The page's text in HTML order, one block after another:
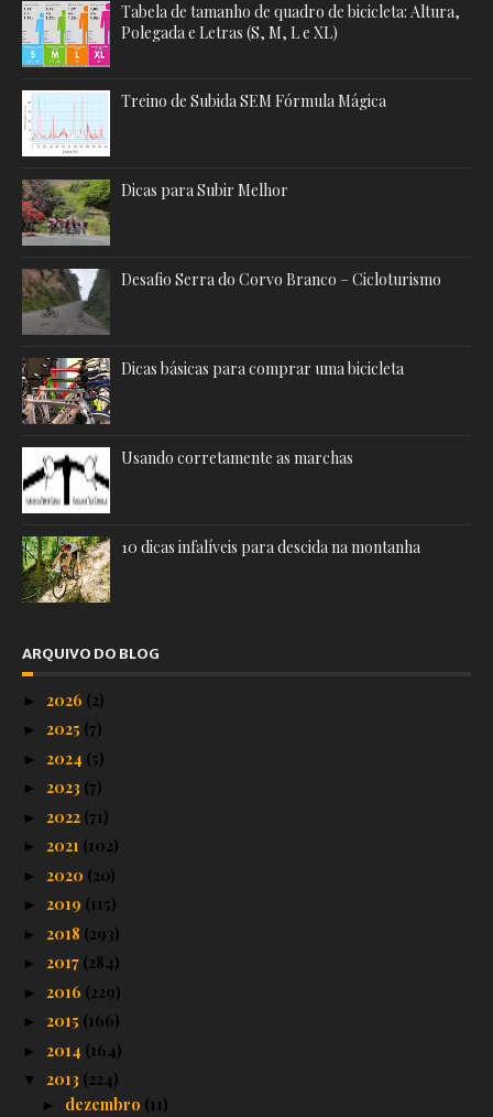
Tabela de tamanho de quadro de bicicleta: Altura,
Polegada e Letras (S, M, L e XL)
Treino de Subida SEM Fórmula Mágica
Dicas para Subir Melhor
Desafio Serra do Corvo Branco – Cicloturismo
Dicas básicas para comprar uma bicicleta
Usando corretamente as marchas
10 dicas infalíveis para descida na montanha
ARQUIVO DO BLOG
► 2026 (2)
► 2025 (7)
► 2024 (5)
► 2023 (7)
► 2022 (71)
► 2021 (102)
► 2020 (20)
► 2019 (115)
► 2018 (293)
► 2017 (284)
► 2016 (229)
► 2015 (166)
► 2014 (164)
▼ 2013 (224)
► dezembro (11)